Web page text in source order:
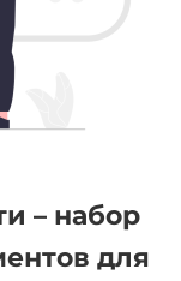
– набор
для